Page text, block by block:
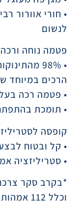
• חורי אוורור
לנשום
פטמה נוחה
• 98%
הרכים במיוחד
• פטמה רכה
• תומכת
קופסה
• קל ובטוח
• סטריליזציה
וכלל 112 אמהות.